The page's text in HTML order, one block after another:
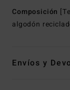
Composición
algodón
Envíos y